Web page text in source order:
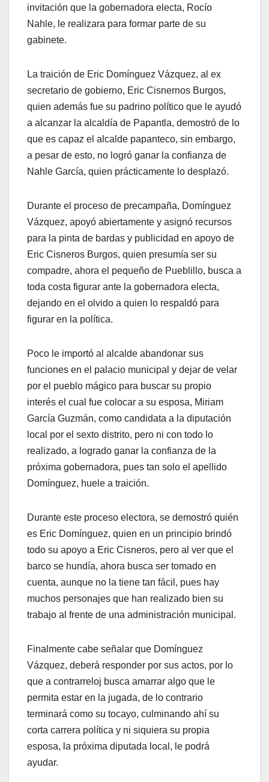
invitación que la gobernadora electa, Rocío
Nahle, le realizara para formar parte de su
gabinete.
La traición de Eric Domínguez Vázquez, al ex
secretario de gobierno, Eric Cisnernos Burgos,
quien además fue su padrino político que le ayudó
a alcanzar la alcaldía de Papantla, demostró de lo
que es capaz el alcalde papanteco, sin embargo,
a pesar de esto, no logró ganar la confianza de
Nahle García, quien prácticamente lo desplazó.
Durante el proceso de precampaña, Domínguez
Vázquez, apoyó abiertamente y asignó recursos
para la pinta de bardas y publicidad en apoyo de
Eric Cisneros Burgos, quien presumía ser su
compadre, ahora el pequeño de Pueblillo, busca a
toda costa figurar ante la gobernadora electa,
dejando en el olvido a quien lo respaldó para
figurar en la política.
Poco le importó al alcalde abandonar sus
funciones en el palacio municipal y dejar de velar
por el pueblo mágico para buscar su propio
interés el cual fue colocar a su esposa, Miriam
García Guzmán, como candidata a la diputación
local por el sexto distrito, pero ni con todo lo
realizado, a logrado ganar la confianza de la
próxima gobernadora, pues tan solo el apellido
Domínguez, huele a traición.
Durante este proceso electora, se demostró quién
es Eric Domínguez, quien en un principio brindó
todo su apoyo a Eric Cisneros, pero al ver que el
barco se hundía, ahora busca ser tomado en
cuenta, aunque no la tiene tan fácil, pues hay
muchos personajes que han realizado bien su
trabajo al frente de una administración municipal.
Finalmente cabe señalar que Domínguez
Vázquez, deberá responder por sus actos, por lo
que a contrarreloj busca amarrar algo que le
permita estar en la jugada, de lo contrario
terminará como su tocayo, culminando ahí su
corta carrera política y ni siquiera su propia
esposa, la próxima diputada local, le podrá
ayudar.